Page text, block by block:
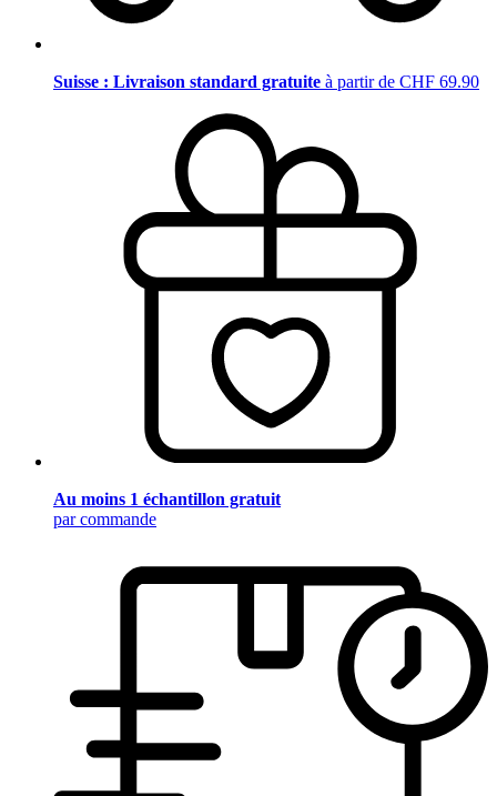
Suisse : Livraison standard gratuite à partir de CHF 69.90
Au moins 1 échantillon gratuit
par commande